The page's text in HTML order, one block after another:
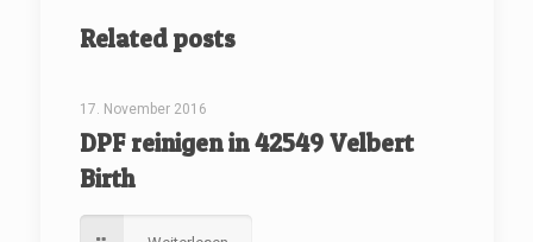
Related posts
17. November 2016
DPF reinigen in 42549 Velbert
Birth